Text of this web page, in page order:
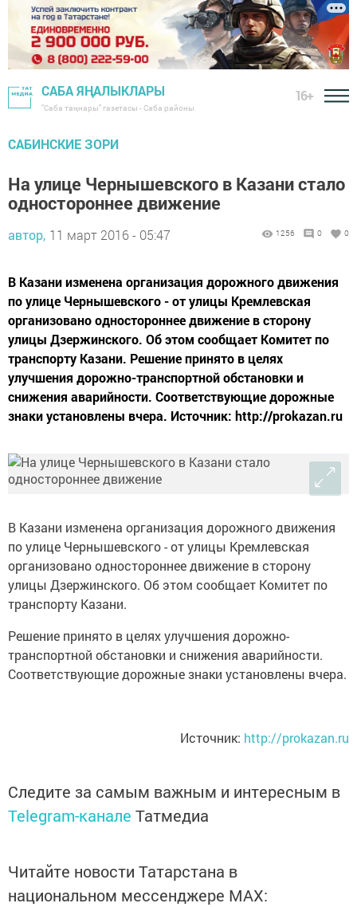
САБА ЯҢАЛЫКЛАРЫ
"Саба таңнары" газетасы - Саба районы
16+
САБИНСКИЕ ЗОРИ
На улице Чернышевского в Казани стало
одностороннее движение
автор, 11 март 2016 - 05:47 1256 0 0
В Казани изменена организация дорожного движения
по улице Чернышевского - от улицы Кремлевская
организовано одностороннее движение в сторону
улицы Дзержинского. Об этом сообщает Комитет по
транспорту Казани. Решение принято в целях
улучшения дорожно-транспортной обстановки и
снижения аварийности. Соответствующие дорожные
знаки установлены вчера. Источник: http://prokazan.ru
В Казани изменена организация дорожного движения
по улице Чернышевского - от улицы Кремлевская
организовано одностороннее движение в сторону
улицы Дзержинского. Об этом сообщает Комитет по
транспорту Казани.
Решение принято в целях улучшения дорожно-
транспортной обстановки и снижения аварийности.
Соответствующие дорожные знаки установлены вчера.
Источник: http://prokazan.ru
Следите за самым важным и интересным в
Telegram-канале Татмедиа
Читайте новости Татарстана в
национальном мессенджере MАХ: